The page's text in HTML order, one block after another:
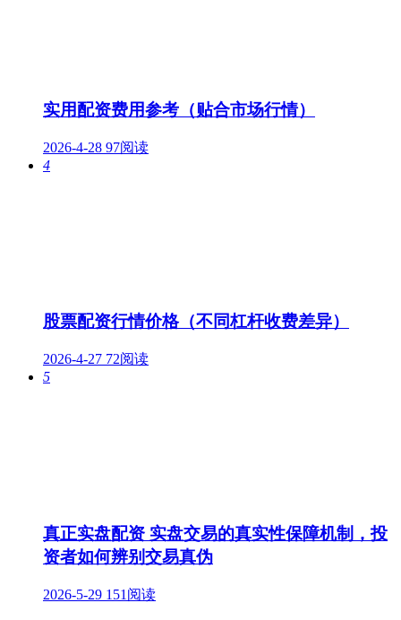
实用配资费用参考（贴合市场行情）
2026-4-28 97阅读
4
股票配资行情价格（不同杠杆收费差异）
2026-4-27 72阅读
5
真正实盘配资 实盘交易的真实性保障机制，投
资者如何辨别交易真伪
2026-5-29 151阅读